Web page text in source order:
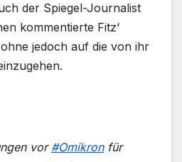
der Spiegel-Journalist
kommentierte Fitz‘
jedoch auf die von ihr
vor#Omikronfür